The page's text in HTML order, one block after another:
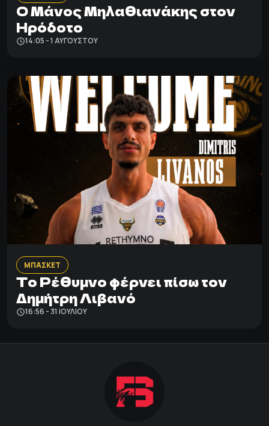
Ο Μάνος Μηλαθιανάκης στον
Ηρόδοτο
14:05 - 1 ΑΥΓΟΎΣΤΟΥ
ΜΠΑΣΚΕΤ
Το Ρέθυμνο φέρνει πίσω τον
Δημήτρη Λιβανό
16:56 - 31 ΙΟΥΛΊΟΥ